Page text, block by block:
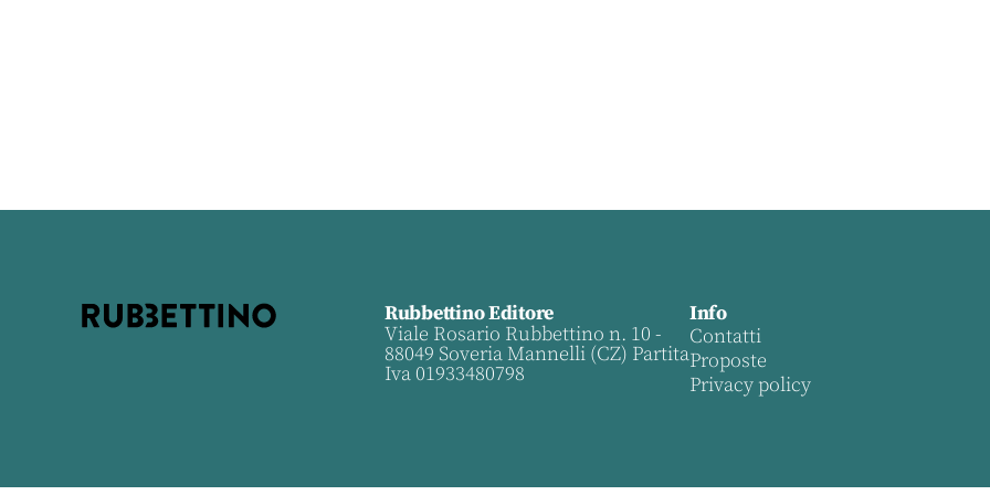
Rubbettino Editore
Viale Rosario Rubbettino n. 10 -
88049 Soveria Mannelli (CZ) Partita
Iva 01933480798
Info
Contatti
Proposte
Privacy policy